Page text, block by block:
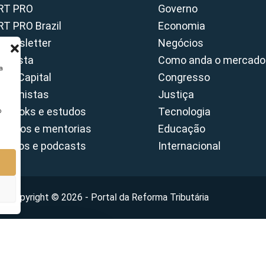
PRO
PRO Brazil
Newsletter
Revista
Tax Capital
Colunistas
books e estudos
Cursos e mentorias
Vídeos e podcasts
Governo
Economia
Negócios
Como anda o mercado
Congresso
Justiça
Tecnologia
Educação
Internacional
Copyright © 2026 - Portal da Reforma Tributária